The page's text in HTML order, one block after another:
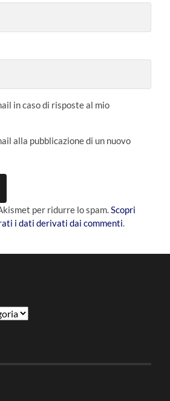
in caso di risposte al mio
alla pubblicazione di un nuovo
per ridurre lo spam.Scopri
i dati derivati dai commenti.